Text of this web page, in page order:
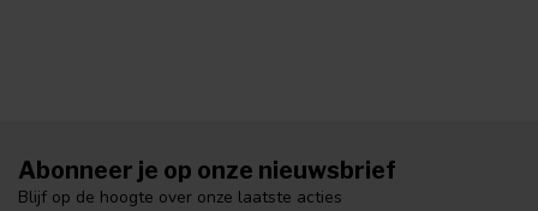
Abonneer je op onze nieuwsbrief
Blijf op de hoogte over onze laatste acties